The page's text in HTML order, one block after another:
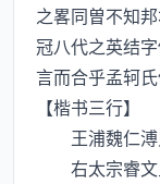
之畧同曽不知
冠八代之英结
言而合乎孟轲
【楷书三行】
王浦魏仁溥
右太宗睿文